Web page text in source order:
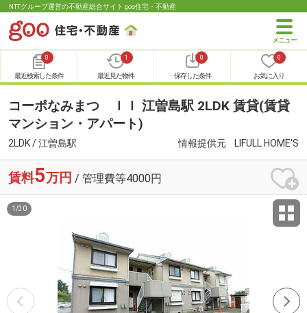
NTTグループ運営の不動産総合サイト goo住宅・不動産
0
最近検索した条件
1
最近見た物件
0
保存した条件
0
お気に入り
コーポなみまつ ＩＩ 江曽島駅 2LDK 賃貸(賃貸
マンション・アパート)
2LDK / 江曽島駅 情報提供元 LIFULL HOME'S
賃料5万円 / 管理費等4000円
1 /30